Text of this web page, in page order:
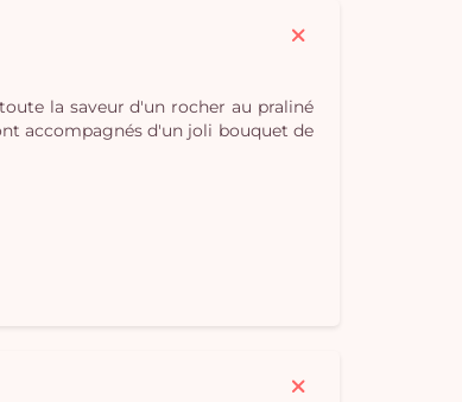
la saveur d'un rocher au praliné
accompagnés d'un joli bouquet de